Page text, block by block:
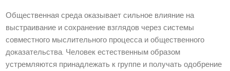
Общественная среда оказывает сильное влияние на
выстраивание и сохранение взглядов через системы
совместного мыслительного процесса и общественного
доказательства. Человек естественным образом
устремляются принадлежать к группе и получать одобрение